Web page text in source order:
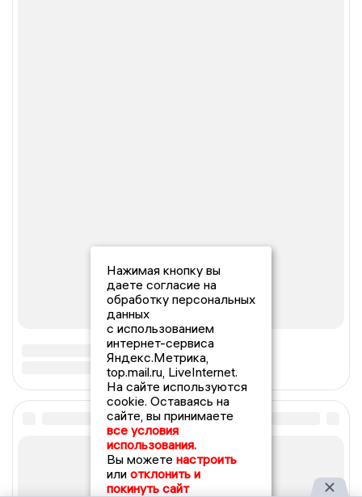
Нажимая кнопку вы
даете согласие на
обработку персональных
данных
с использованием
интернет-сервиса
Яндекс.Метрика,
top.mail.ru, LiveInternet.
На сайте используются
cookie. Оставаясь на
сайте, вы принимаете
все условия
использования.
Вы можете настроить
или отклонить и
покинуть сайт